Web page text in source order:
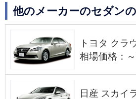
他のメーカーのセダン
トヨタ クラ
相場価格：
日産 スカイ